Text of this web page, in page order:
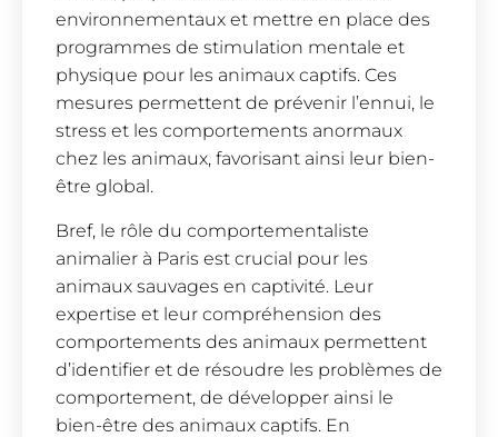
environnementaux et mettre en place des
programmes de stimulation mentale et
physique pour les animaux captifs. Ces
mesures permettent de prévenir l’ennui, le
stress et les comportements anormaux
chez les animaux, favorisant ainsi leur bien-
être global.
Bref, le rôle du comportementaliste
animalier à Paris est crucial pour les
animaux sauvages en captivité. Leur
expertise et leur compréhension des
comportements des animaux permettent
d’identifier et de résoudre les problèmes de
comportement, de développer ainsi le
bien-être des animaux captifs. En